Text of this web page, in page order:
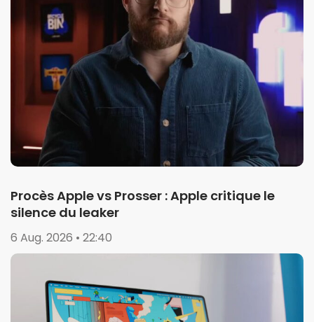
Procès Apple vs Prosser : Apple critique le
silence du leaker
6 Aug. 2026 • 22:40